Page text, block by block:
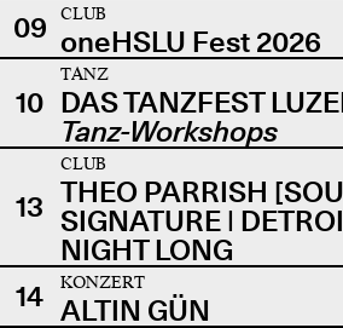
09
CLUB
oneHSLU Fest 2026
10
TANZ
DAS TANZFEST
Tanz-Workshops
13
CLUB
THEO PARRISH
SIGNATURE |
NIGHT LONG
14
KONZERT
ALTIN GÜN